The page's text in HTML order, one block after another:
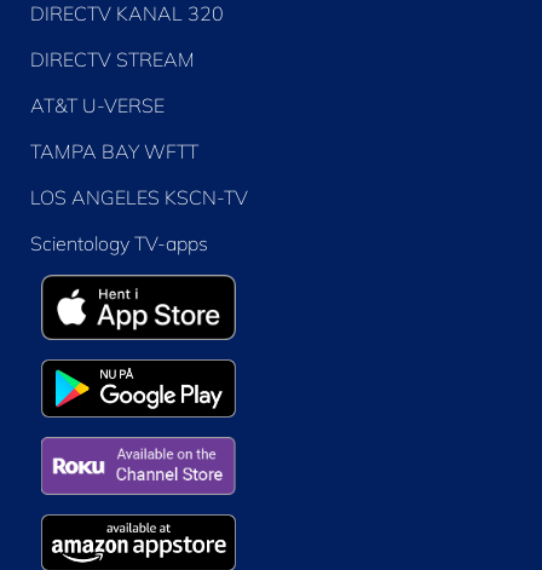
DIRECTV KANAL 320
DIRECTV STREAM
AT&T U-VERSE
TAMPA BAY WFTT
LOS ANGELES KSCN-TV
Scientology TV-apps